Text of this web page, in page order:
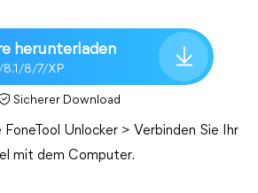
herunterladen
8.1/8/7/XP
Sicherer Download
Unlocker > Verbinden Sie Ihr
mit dem Computer.